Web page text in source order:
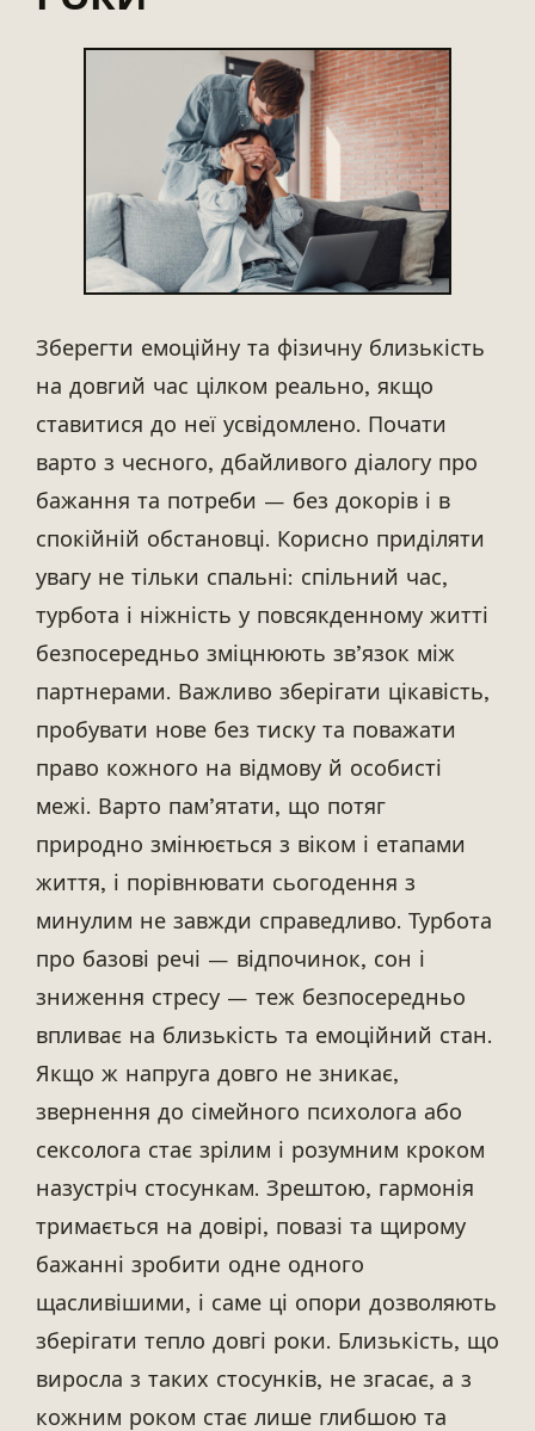
Зберегти емоційну та фізичну близькість
на довгий час цілком реально, якщо
ставитися до неї усвідомлено. Почати
варто з чесного, дбайливого діалогу про
бажання та потреби — без докорів і в
спокійній обстановці. Корисно приділяти
увагу не тільки спальні: спільний час,
турбота і ніжність у повсякденному житті
безпосередньо зміцнюють зв’язок між
партнерами. Важливо зберігати цікавість,
пробувати нове без тиску та поважати
право кожного на відмову й особисті
межі. Варто пам’ятати, що потяг
природно змінюється з віком і етапами
життя, і порівнювати сьогодення з
минулим не завжди справедливо. Турбота
про базові речі — відпочинок, сон і
зниження стресу — теж безпосередньо
впливає на близькість та емоційний стан.
Якщо ж напруга довго не зникає,
звернення до сімейного психолога або
сексолога стає зрілим і розумним кроком
назустріч стосункам. Зрештою, гармонія
тримається на довірі, повазі та щирому
бажанні зробити одне одного
щасливішими, і саме ці опори дозволяють
зберігати тепло довгі роки. Близькість, що
виросла з таких стосунків, не згасає, а з
кожним роком стає лише глибшою та